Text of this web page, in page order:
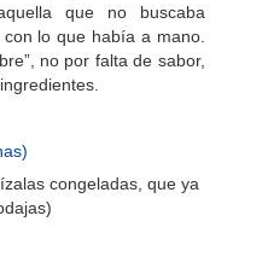
que no buscaba
lo que había a mano.
no por falta de sabor,
congeladas, que ya